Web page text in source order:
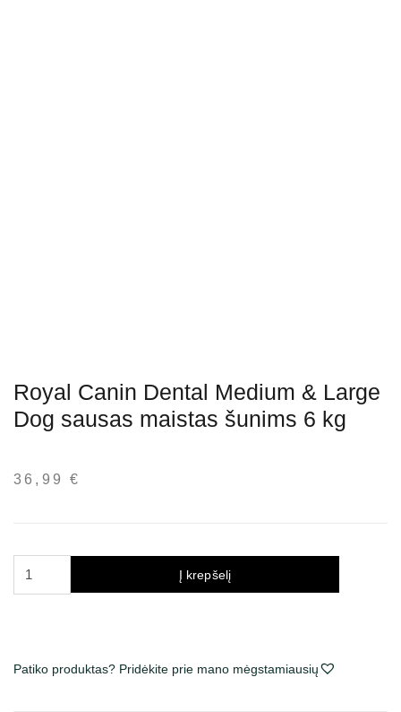
Royal Canin Dental Medium & Large
Dog sausas maistas šunims 6 kg
36,99€
Medium
Į krepšelį
Patiko produktas? Pridėkite prie mano mėgstamiausių